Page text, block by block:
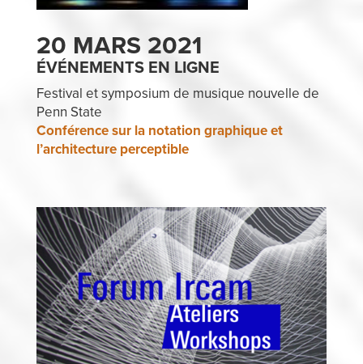
20 MARS 2021
ÉVÉNEMENTS EN LIGNE
Festival et symposium de musique nouvelle de
Penn State
Conférence sur la notation graphique et
l’architecture perceptible